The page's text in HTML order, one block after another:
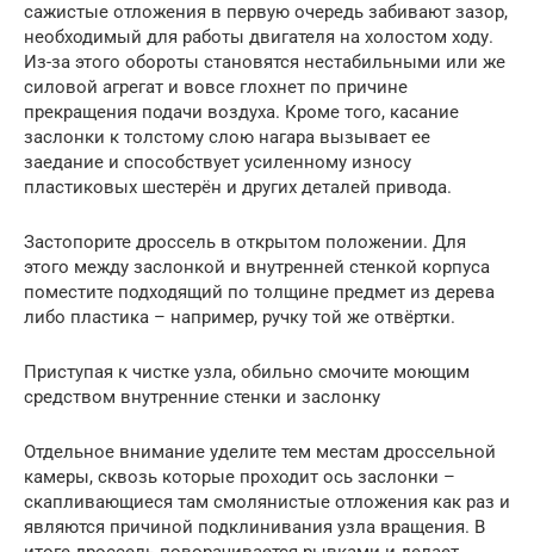
сажистые отложения в первую очередь забивают зазор,
необходимый для работы двигателя на холостом ходу.
Из-за этого обороты становятся нестабильными или же
силовой агрегат и вовсе глохнет по причине
прекращения подачи воздуха. Кроме того, касание
заслонки к толстому слою нагара вызывает ее
заедание и способствует усиленному износу
пластиковых шестерён и других деталей привода.
Застопорите дроссель в открытом положении. Для
этого между заслонкой и внутренней стенкой корпуса
поместите подходящий по толщине предмет из дерева
либо пластика – например, ручку той же отвёртки.
Приступая к чистке узла, обильно смочите моющим
средством внутренние стенки и заслонку
Отдельное внимание уделите тем местам дроссельной
камеры, сквозь которые проходит ось заслонки –
скапливающиеся там смолянистые отложения как раз и
являются причиной подклинивания узла вращения. В